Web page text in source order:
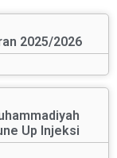
2025/2026
Up Injeksi